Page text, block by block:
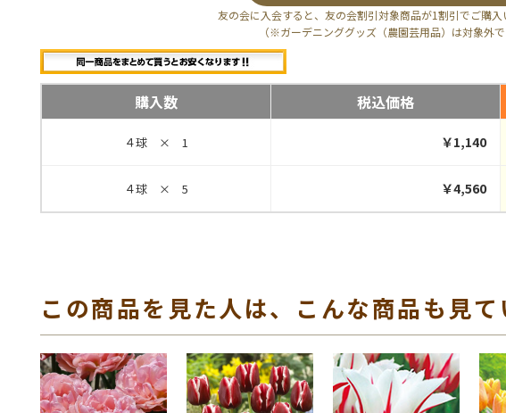
友の会に入会すると、友の会割引対象商品が1割引でご購入
（※ガーデニンググッズ（農園芸用品）は対象外で
購入数 税込価格
４球 × 1 ￥1,140
４球 × 5 ￥4,560
この商品を見た人は、こんな商品も見て